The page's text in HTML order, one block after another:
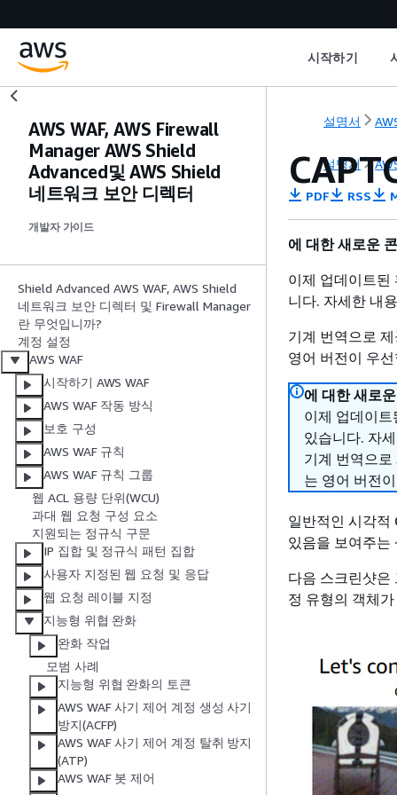
시작하기
AWS WAF, AWS Firewall
Manager AWS Shield
Advanced및 AWS Shield
네트워크 보안 디렉터
개발자 가이드
Shield Advanced AWS WAF, AWS Shield
네트워크 보안 디렉터 및 Firewall Manager
란 무엇입니까?
계정 설정
AWS WAF
시작하기 AWS WAF
AWS WAF 작동 방식
보호 구성
AWS WAF 규칙
AWS WAF 규칙 그룹
웹 ACL 용량 단위(WCU)
과대 웹 요청 구성 요소
지원되는 정규식 구문
IP 집합 및 정규식 패턴 집합
사용자 지정된 웹 요청 및 응답
웹 요청 레이블 지정
지능형 위협 완화
완화 작업
모범 사례
지능형 위협 완화의 토큰
AWS WAF 사기 제어 계정 생성 사기
방지(ACFP)
AWS WAF 사기 제어 계정 탈취 방지
(ATP)
AWS WAF 봇 제어
설명서
설명서
PDF RSS
에 대한 새로운
이제 업데이트된
니다. 자세한 내
기계 번역으로
영어 버전이 우
에 대한 새로
이제 업데이트
있습니다. 자
기계 번역으
는 영어 버전
일반적인 시각적
있음을 보여주는
다음 스크린샷은
정 유형의 객체